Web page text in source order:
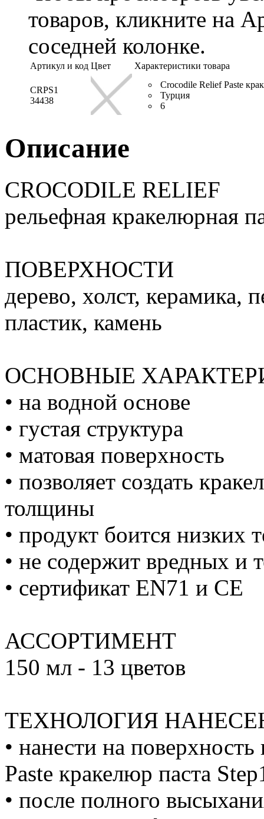
товаров, кликните на
соседней колонке.
Артикул и код Цвет Характеристики товара
CRPS1
34438
Crocodile Relief Paste
Турция
6
Описание
CROCODILE RELIEF
рельефная кракелюрная
ПОВЕРХНОСТИ
дерево, холст, керамика,
пластик, камень
ОСНОВНЫЕ
• на водной основе
• густая структура
• матовая поверхность
• позволяет создать
толщины
• продукт боится низких
• не содержит вредных и
• сертификат EN71 и CE
АССОРТИМЕНТ
150 мл - 13 цветов
ТЕХНОЛОГИЯ
• нанести на
Paste кракелюр паста
• после полного